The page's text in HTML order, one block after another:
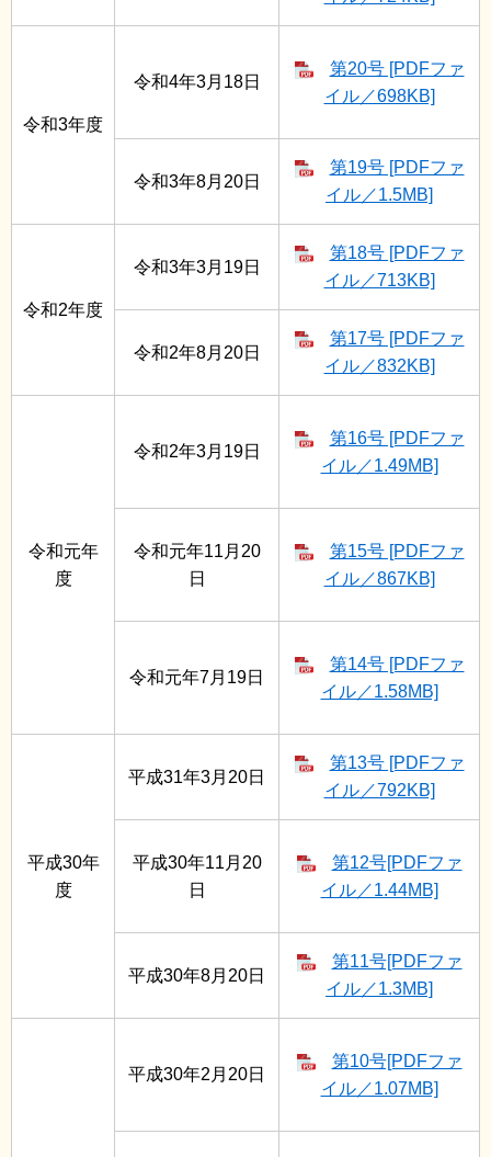
令和3年度
令和4年3月18日
第20号 [PDFファ
イル／698KB]
令和3年8月20日
第19号 [PDFファ
イル／1.5MB]
令和2年度
令和3年3月19日
第18号 [PDFファ
イル／713KB]
令和2年8月20日
第17号 [PDFファ
イル／832KB]
令和元年
度
令和2年3月19日
第16号 [PDFファ
イル／1.49MB]
令和元年11月20
日
第15号 [PDFファ
イル／867KB]
令和元年7月19日
第14号 [PDFファ
イル／1.58MB]
平成30年
度
平成31年3月20日
第13号 [PDFファ
イル／792KB]
平成30年11月20
日
第12号[PDFファ
イル／1.44MB]
平成30年8月20日
第11号[PDFファ
イル／1.3MB]
平成30年2月20日
第10号[PDFファ
イル／1.07MB]